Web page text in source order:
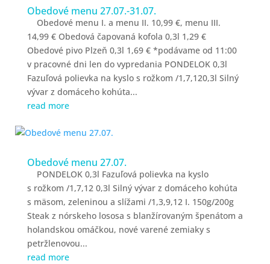
Obedové menu 27.07.-31.07.
Obedové menu I. a menu II. 10,99 €, menu III.
14,99 € Obedová čapovaná kofola 0,3l 1,29 €
Obedové pivo Plzeň 0,3l 1,69 € *podávame od 11:00
v pracovné dni len do vypredania PONDELOK 0,3l
Fazuľová polievka na kyslo s rožkom /1,7,120,3l Silný
vývar z domáceho kohúta...
read more
Obedové menu 27.07.
PONDELOK 0,3l Fazuľová polievka na kyslo
s rožkom /1,7,12 0,3l Silný vývar z domáceho kohúta
s mäsom, zeleninou a slížami /1,3,9,12 I. 150g/200g
Steak z nórskeho lososa s blanžírovaným špenátom a
holandskou omáčkou, nové varené zemiaky s
petržlenovou...
read more